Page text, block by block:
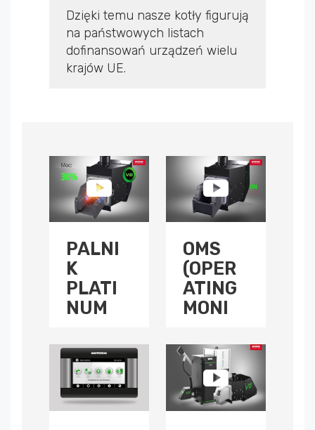
Dzięki temu nasze kotły figurują
na państwowych listach
dofinansowań urządzeń wielu
krajów UE.
PALNI
K
PLATI
NUM
VG -
PIER
WSZY
W
OMS
(OPER
ATING
MONI
G
SYST
EM)